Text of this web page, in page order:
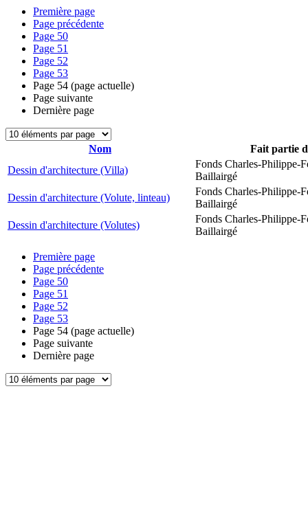
Première page
Page précédente
Page 50
Page 51
Page 52
Page 53
Page 54 (page actuelle)
Page suivante
Dernière page
Nom
Fait partie
Dessin d'architecture (Villa)
Fonds Charles-Philippe-
Baillairgé
Dessin d'architecture (Volute, linteau)
Fonds Charles-Philippe-
Baillairgé
Dessin d'architecture (Volutes)
Fonds Charles-Philippe-
Baillairgé
Première page
Page précédente
Page 50
Page 51
Page 52
Page 53
Page 54 (page actuelle)
Page suivante
Dernière page